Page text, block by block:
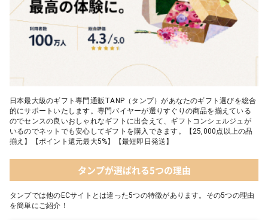
日本最大級のギフト専門通販TANP（タンプ）があなたのギフト選びを総合
的にサポートいたします。専門バイヤーが選りすぐりの商品を揃えている
のでセンスの良いおしゃれなギフトに出会えて、ギフトコンシェルジュが
いるのでネットでも安心してギフトを購入できます。【25,000点以上の品
揃え】【ポイント還元最大5%】【最短即日発送】
タンプが選ばれる5つの理由
タンプでは他のECサイトとは違った5つの特徴があります。その5つの理由
を簡単にご紹介！